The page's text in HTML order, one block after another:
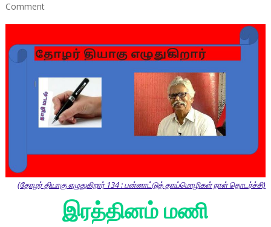
Comment
(தோழர் தியாகு எழுதுகிறார் 134 : பன்னாட்டுத் தாய்மொழிகள் நாள் தொடர்ச்சி)
இரத்தினம் மணி